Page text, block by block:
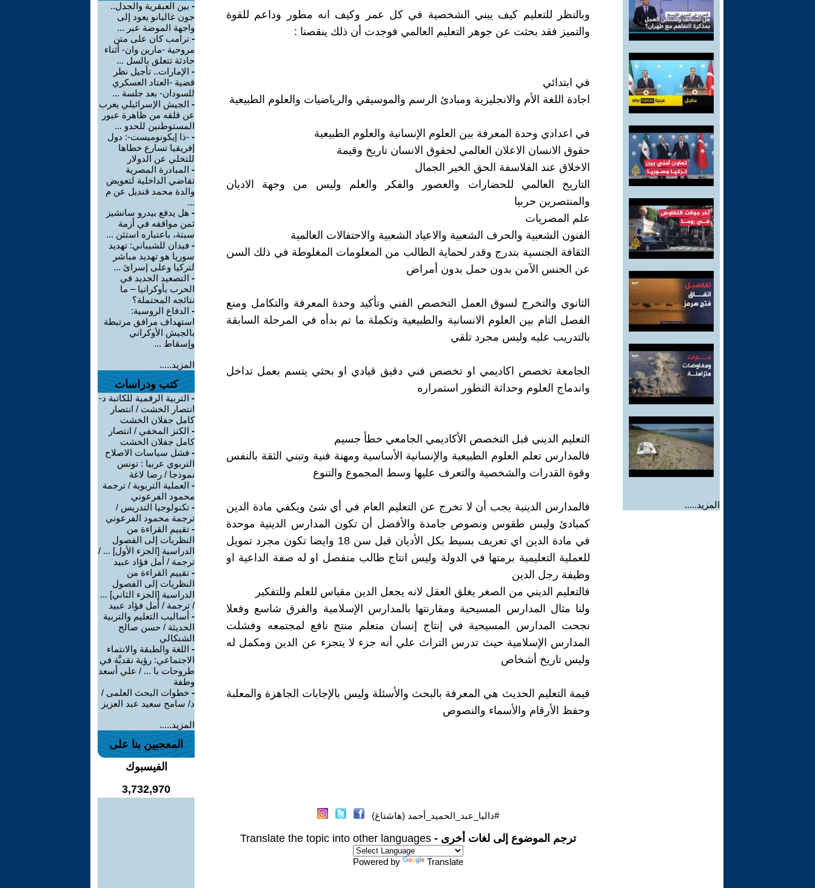
المزيد.....
وبالنظر للتعليم كيف يبني الشخصية في كل عمر وكيف انه مطور وداعم للقوة
والتميز فقد بحثت عن جوهر التعليم العالمي فوجدت أن ذلك ينقصنا :
في ابتدائي
اجادة اللغة الأم والانجليزية ومبادئ الرسم والموسيقي والرياضيات والعلوم الطبيعية
في اعدادي وحدة المعرفة بين العلوم الإنسانية والعلوم الطبيعية
حقوق الانسان الاعلان العالمي لحقوق الانسان تاريخ وقيمة
الاخلاق عند الفلاسفة الحق الخير الجمال
التاريخ العالمي للحضارات والعصور والفكر والعلم وليس من وجهة الاديان
والمنتصرين حربيا
علم المصريات
الفنون الشعبية والحرف الشعبية والاعياد الشعبية والاحتفالات العالمية
الثقافة الجنسية بتدرج وقدر لحماية الطالب من المعلومات المغلوطة في ذلك السن
عن الجنس الآمن بدون حمل بدون أمراض
الثانوي والتخرج لسوق العمل التخصص الفني وتأكيد وحدة المعرفة والتكامل ومنع
الفصل التام بين العلوم الانسانية والطبيعية وتكملة ما تم بدأه في المرحلة السابقة
بالتدريب عليه وليس مجرد تلقي
الجامعة تخصص اكاديمي او تخصص فني دقيق قيادي او بحثي يتسم بعمل تداخل
واندماج العلوم وحداثة التطور استمراره
التعليم الديني قبل التخصص الأكاديمي الجامعي خطأ جسيم
فالمدارس تعلم العلوم الطبيعية والإنسانية الأساسية ومهنة فنية وتبني الثقة بالنفس
وقوة القدرات والشخصية والتعرف عليها وسط المجموع والتنوع
فالمدارس الدينية يجب أن لا تخرج عن التعليم العام في أي شئ ويكفي مادة الدين
كمبادئ وليس طقوس ونصوص جامدة والأفضل أن تكون المدارس الدينية موحدة
في مادة الدين اي تعريف بسيط بكل الأديان قبل سن 18 وايضا تكون مجرد تمويل
للعملية التعليمية برمتها في الدولة وليس انتاج طالب منفصل او له صفة الداعية او
وظيفة رجل الدين
فالتعليم الديني من الصغر يغلق العقل لانه يجعل الدين مقياس للعلم وللتفكير
ولنا مثال المدارس المسيحية ومقارنتها بالمدارس الإسلامية والفرق شاسع وفعلا
نجحت المدارس المسيحية في إنتاج إنسان متعلم منتج نافع لمجتمعه وفشلت
المدارس الإسلامية حيث تدرس التراث علي أنه جزء لا يتجزء عن الدين ومكمل له
وليس تاريخ أشخاص
قيمة التعليم الحديث هي المعرفة بالبحث والأسئلة وليس بالإجابات الجاهزة والمعلبة
وحفظ الأرقام والأسماء والنصوص
#داليا_عبد_الحميد_أحمد (هاشتاغ)
ترجم الموضوع إلى لغات أخرى - Translate the topic into other languages
Powered by Translate
- بين العبقرية والجدل..
جون غاليانو يعود إلى
واجهة الموضة عبر ...
- ترامب كان على متن
مروحية -مارين وان- أثناء
حادثة تتعلق بالسل ...
- الإمارات.. تأجيل نظر
قضية -العتاد العسكري
للسودان- بعد جلسة ...
- الجيش الإسرائيلي يعرب
عن قلقه من ظاهرة عبور
المستوطنين للحدو ...
- -ذا إيكونوميست-: دول
إفريقيا تسارع خطاها
للتخلي عن الدولار
- المبادرة المصرية
تقاضي الداخلية لتعويض
والدة محمد قنديل عن م
...
- هل يدفع بيدرو سانشيز
ثمن مواقفه في أزمة
سبتة، باعتباره استثن ...
- فيدان للشيباني: تهديد
سوريا هو تهديد مباشر
لتركيا وعلى إسرائ ...
- التصعيد الجديد في
الحرب بأوكرانيا – ما
نتائجه المحتملة؟
- الدفاع الروسية:
استهداف مرافق مرتبطة
بالجيش الأوكراني
وإسقاط ...
المزيد.....
كتب ودراسات
- التربية الرقمية للكاتبة د-
انتصار الخشت / انتصار
كامل جفلان الخشت
- الكنز المخفي / انتصار
كامل جفلان الخشت
- فشل سياسات الاصلاح
التربوي عربيا : تونس
نموذجا / رضا لاغة
- العملية التربوية / ترجمة
محمود الفرعوني
- تكنولوجيا التدريس /
ترجمة محمود الفرعوني
- تقييم القراءة من
النظريات إلى الفصول
الدراسية [الجزء الأول] ... /
ترجمة / أمل فؤاد عبيد
- تقييم القراءة من
النظريات إلى الفصول
الدراسية [الجزء الثاني] ...
/ ترجمة / أمل فؤاد عبيد
- أساليب التعليم والتربية
الحديثة / حسن صالح
الشنكالي
- اللغة والطبقة والانتماء
الاجتماعي: رؤية نقديَّة في
طروحات با ... / علي أسعد
وطفة
- خطوات البحث العلمى /
د/ سامح سعيد عبد العزيز
المزيد.....
المعجبين بنا على
الفيسبوك
3,732,970